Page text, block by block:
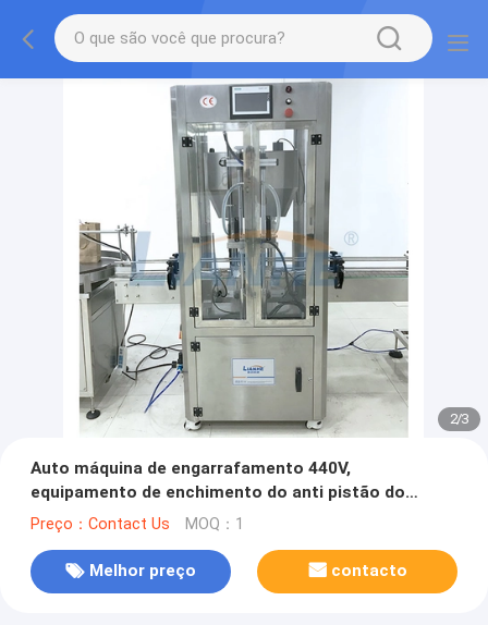
2/3
Auto máquina de engarrafamento 440V,
equipamento de enchimento do anti pistão do
gotejamento
Preço：Contact Us MOQ：1
Melhor preço contacto